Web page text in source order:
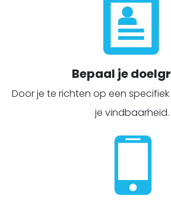
Bepaal je
Door je te richten op een
je vindbaarheid.